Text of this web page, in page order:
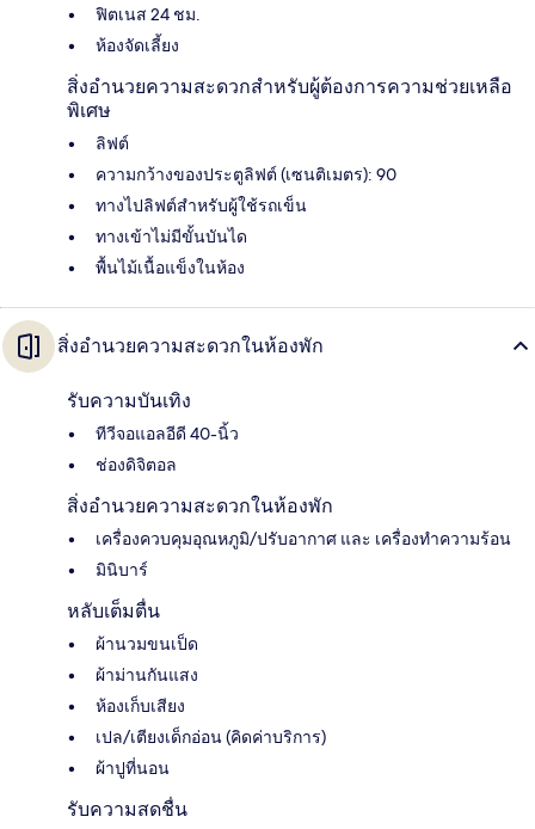
ฟิตเนส 24 ชม.
ห้องจัดเลี้ยง
สิ่งอำนวยความสะดวกสำหรับผู้ต้องการความช่วยเหลือ
พิเศษ
ลิฟต์
ความกว้างของประตูลิฟต์ (เซนติเมตร): 90
ทางไปลิฟต์สำหรับผู้ใช้รถเข็น
ทางเข้าไม่มีขั้นบันได
พื้นไม้เนื้อแข็งในห้อง
สิ่งอำนวยความสะดวกในห้องพัก
รับความบันเทิง
ทีวีจอแอลอีดี 40-นิ้ว
ช่องดิจิตอล
สิ่งอำนวยความสะดวกในห้องพัก
เครื่องควบคุมอุณหภูมิ/ปรับอากาศ และ เครื่องทำความร้อน
มินิบาร์
หลับเต็มตื่น
ผ้านวมขนเป็ด
ผ้าม่านกันแสง
ห้องเก็บเสียง
เปล/เตียงเด็กอ่อน (คิดค่าบริการ)
ผ้าปูที่นอน
รับความสดชื่น